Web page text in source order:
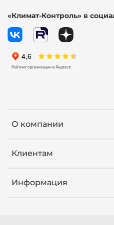
О компании
Клиентам
Информация
«Климат-Контроль» в